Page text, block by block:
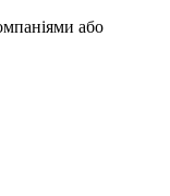
або